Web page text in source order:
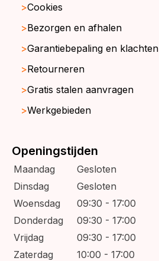
Cookies
Bezorgen en afhalen
Garantiebepaling en klachten
Retourneren
Gratis stalen aanvragen
Werkgebieden
Openingstijden
Maandag
Gesloten
Dinsdag
Gesloten
Woensdag
09:30 - 17:00
Donderdag
09:30 - 17:00
Vrijdag
09:30 - 17:00
Zaterdag
10:00 - 17:00